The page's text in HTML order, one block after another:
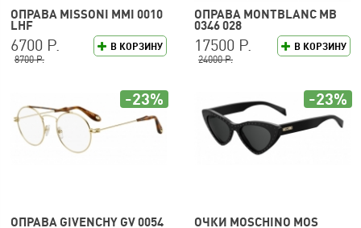
ОПРАВА MISSONI MMI 0010
LHF
В КОРЗИНУ
6700 Р.
8700 Р.
ОПРАВА MONTBLANC MB
0346 028
В КОРЗИНУ
17500 Р.
24000 Р.
ОПРАВА GIVENCHY GV 0054
-23%
ОЧКИ MOSCHINO MOS
-23%